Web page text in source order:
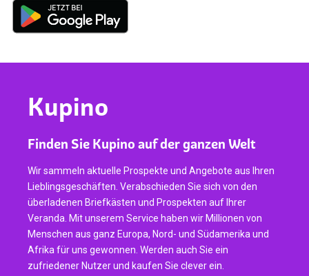
Kupino
Finden Sie Kupino auf der ganzen Welt
Wir sammeln aktuelle Prospekte und Angebote aus Ihren
Lieblingsgeschäften. Verabschieden Sie sich von den
überladenen Briefkästen und Prospekten auf Ihrer
Veranda. Mit unserem Service haben wir Millionen von
Menschen aus ganz Europa, Nord- und Südamerika und
Afrika für uns gewonnen. Werden auch Sie ein
zufriedener Nutzer und kaufen Sie clever ein.